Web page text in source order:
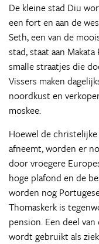
De kleine stad Diu
een fort en aan de
Seth, een van de
stad, staat aan
smalle straatjes die
Vissers maken
noordkust en
moskee.
Hoewel de
afneemt, worden er
door vroegere
hoge plafond en de
worden nog
Thomaskerk is
pension. Een deel
wordt gebruikt als